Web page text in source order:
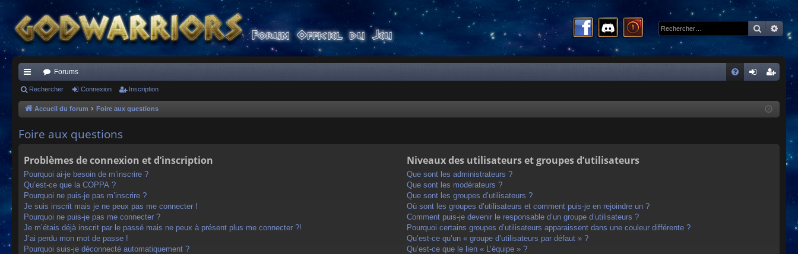
ac
co
s
Forums
cri
Rechercher Connexion Inscription
Accueil du forum Foire aux questions
Foire aux questions
Problèmes de connexion et d’inscription
Pourquoi ai-je besoin de m’inscrire ?
Qu’est-ce que la COPPA ?
Pourquoi ne puis-je pas m’inscrire ?
Je suis inscrit mais je ne peux pas me connecter !
Pourquoi ne puis-je pas me connecter ?
Je m’étais déjà inscrit par le passé mais ne peux à présent plus me connecter ?!
J’ai perdu mon mot de passe !
Pourquoi suis-je déconnecté automatiquement ?
Niveaux des utilisateurs et groupes d’utilisateurs
Que sont les administrateurs ?
Que sont les modérateurs ?
Que sont les groupes d’utilisateurs ?
Où sont les groupes d’utilisateurs et comment puis-je en rejoindre un ?
Comment puis-je devenir le responsable d’un groupe d’utilisateurs ?
Pourquoi certains groupes d’utilisateurs apparaissent dans une couleur différente ?
Qu’est-ce qu’un « groupe d’utilisateurs par défaut » ?
Qu’est-ce que le lien « L’équipe » ?